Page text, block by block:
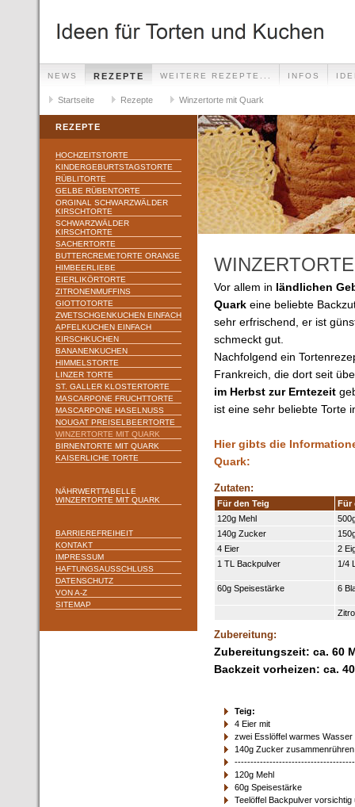
NEWS REZEPTE WEITERE REZEPTE... INFOS
Startseite Rezepte Winzertorte mit Quark
REZEPTE
HOCHZEITSTORTE
KINDERGEBURTSTAGSTORTE
RÜBLITORTE
GELBE RÜBENTORTE
ORGINAL SCHWARZWÄLDER
KIRSCHTORTE
SCHWARZWÄLDER
KIRSCHTORTE
SACHERTORTE
BUTTERCREMETORTE ORANGE
HIMBEERLIEBE
EIERLIKÖRTORTE
ZITRONENMUFFINS
GIOTTOTORTE
ZWETSCHGENKUCHEN EINFACH
APFELKUCHEN EINFACH
KIRSCHKUCHEN
BANANENKUCHEN
HIMMELSTORTE
LINZER TORTE
ST. GALLER KLOSTERTORTE
MASCARPONE FRUCHTTORTE
MASCARPONE HASELNUSS
NOUGAT PREISELBEERTORTE
WINZERTORTE MIT QUARK
BIRNENTORTE MIT QUARK
KAISERLICHE TORTE
NÄHRWERTTABELLE
WINZERTORTE MIT QUARK
BARRIEREFREIHEIT
KONTAKT
IMPRESSUM
HAFTUNGSAUSSCHLUSS
DATENSCHUTZ
VON A-Z
SITEMAP
Vor allem in ländlichen
Quark eine beliebte
sehr erfrischend, er ist
schmeckt gut.
Nachfolgend ein
Frankreich, die dort seit
im Herbst zur Erntezeit
ist eine sehr beliebte Torte
Hier gibts die
Quark:
Zutaten:
Für den Teig
Für
120g Mehl
140g Zucker
4 Eier
2
1 TL Backpulver
1/4
60g Speisestärke 6
Zubereitung:
Zubereitungszeit: ca. 60
Backzeit vorheizen: ca.
Teig:
4 Eier mit
zwei Esslöffel warmes Wasser
140g Zucker zusammenrühren
120g Mehl
60g Speisestärke
Teelöffel Backpulver vorsichtig